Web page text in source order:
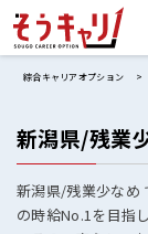
綜合キャリアオプション
新潟県/残業
新潟県/残業少なめ
の時給No.1を目指